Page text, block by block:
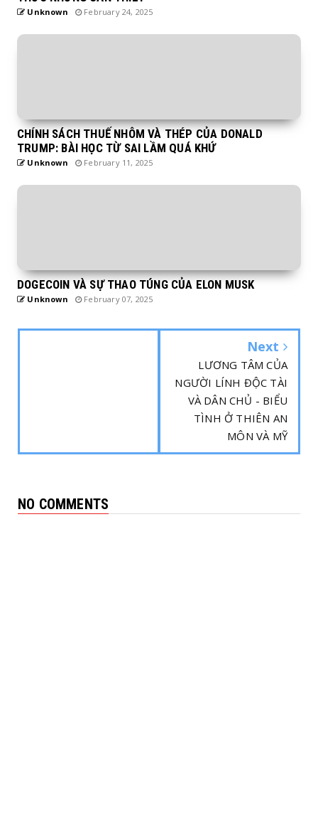
Unknown February 24, 2025
CHÍNH SÁCH THUẾ NHÔM VÀ THÉP CỦA DONALD
TRUMP: BÀI HỌC TỪ SAI LẦM QUÁ KHỨ
Unknown February 11, 2025
DOGECOIN VÀ SỰ THAO TÚNG CỦA ELON MUSK
Unknown February 07, 2025
Next
LƯƠNG TÂM CỦA
NGƯỜI LÍNH ĐỘC TÀI
VÀ DÂN CHỦ - BIỂU
TÌNH Ở THIÊN AN
MÔN VÀ MỸ
NO COMMENTS